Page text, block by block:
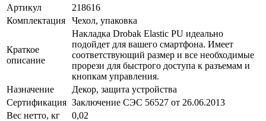
Артикул
218616
Комплектация
Чехол, упаковка
Краткое
описание
Накладка Drobak Elastic PU идеально
подойдет для вашего смартфона. Имеет
соответствующий размер и все необходимые
прорези для быстрого доступа к разъемам и
кнопкам управления.
Назначение
Декор, защита устройства
Сертификация Заключение СЭС 56527 от 26.06.2013
Вес нетто, кг
0,02